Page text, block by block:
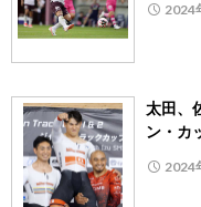
2024
太田、
ン・カ
2024